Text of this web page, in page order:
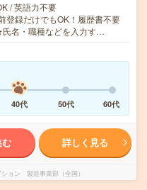
/ 英語力不要
登録だけでもOK！履歴書不要
名・職種などを入力す…
40代 50代 60代
む 詳しく見る
ョン 製造事業部（全国）